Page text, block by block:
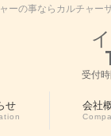
ーの事ならカルチャー
受付
せ 会社